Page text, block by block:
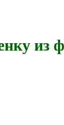
из